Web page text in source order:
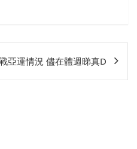
亞運情況 儘在體週睇真D